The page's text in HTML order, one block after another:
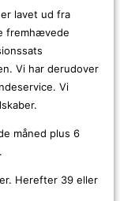
lavet ud fra
fremhævede
Vi har derudover
Vi
måned plus 6
Herefter 39 eller